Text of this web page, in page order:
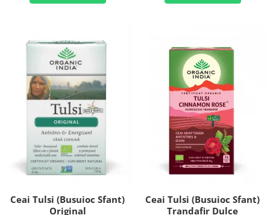
Ceai Tulsi (Busuioc Sfant)
Original
Ceai Tulsi (Busuioc Sfant)
Trandafir Dulce